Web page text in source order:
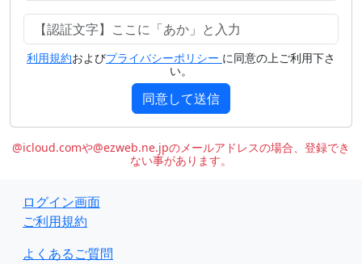
利用規約およびプライバシーポリシー に同意の上ご利用下さ
い。
同意して送信
@icloud.comや@ezweb.ne.jpのメールアドレスの場合、登録でき
ない事があります。
ログイン画面
ご利用規約
よくあるご質問